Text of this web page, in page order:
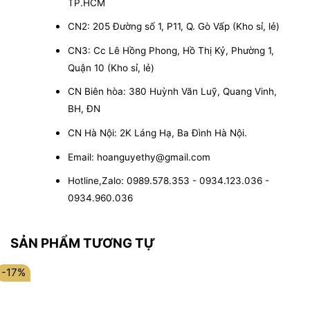
TP.HCM
CN2: 205 Đường số 1, P11, Q. Gò Vấp (Kho sỉ, lẻ)
CN3: Cc Lê Hồng Phong, Hồ Thị Kỷ, Phường 1,
Quận 10 (Kho sỉ, lẻ)
CN Biên hòa: 380 Huỳnh Văn Luỹ, Quang Vinh,
BH, ĐN
CN Hà Nội: 2K Láng Hạ, Ba Đình Hà Nội.
Email: hoanguyethy@gmail.com
Hotline,Zalo: 0989.578.353 - 0934.123.036 -
0934.960.036
SẢN PHẨM TƯƠNG TỰ
-17%